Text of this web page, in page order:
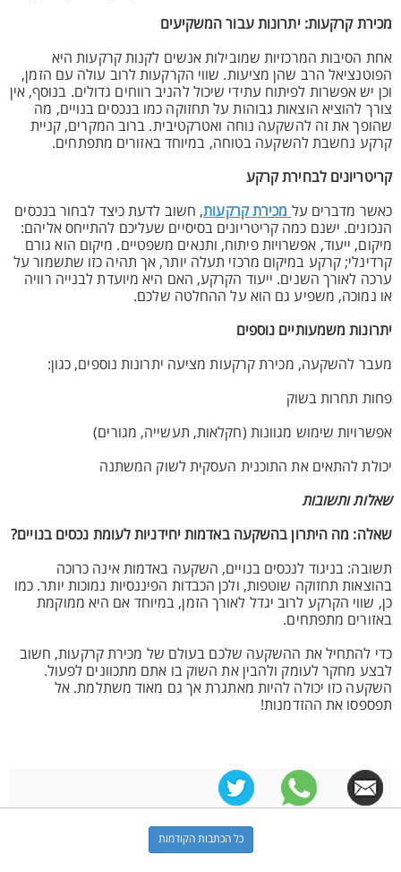
מכירת קרקעות: יתרונות עבור המשקיעים
אחת הסיבות המרכזיות שמובילות אנשים לקנות קרקעות היא
הפוטנציאל הרב שהן מציעות. שווי הקרקעות לרוב עולה עם הזמן,
וכן יש אפשרות לפיתוח עתידי שיכול להניב רווחים גדולים. בנוסף, אין
צורך להוציא הוצאות גבוהות על תחזוקה כמו בנכסים בנויים, מה
שהופך את זה להשקעה נוחה ואטרקטיבית. ברוב המקרים, קניית
קרקע נחשבת להשקעה בטוחה, במיוחד באזורים מתפתחים.
קריטריונים לבחירת קרקע
כאשר מדברים על מכירת קרקעות, חשוב לדעת כיצד לבחור בנכסים
הנכונים. ישנם כמה קריטריונים בסיסיים שעליכם להתייחס אליהם:
מיקום, ייעוד, אפשרויות פיתוח, ותנאים משפטיים. מיקום הוא גורם
קרדינלי; קרקע במיקום מרכזי תעלה יותר, אך תהיה כזו שתשמור על
ערכה לאורך השנים. ייעוד הקרקע, האם היא מיועדת לבנייה רוויה
או נמוכה, משפיע גם הוא על ההחלטה שלכם.
יתרונות משמעותיים נוספים
מעבר להשקעה, מכירת קרקעות מציעה יתרונות נוספים, כגון:
פחות תחרות בשוק
אפשרויות שימוש מגוונות (חקלאות, תעשייה, מגורים)
יכולת להתאים את התוכנית העסקית לשוק המשתנה
שאלות ותשובות
שאלה: מה היתרון בהשקעה באדמות יחידניות לעומת נכסים בנויים?
תשובה: בניגוד לנכסים בנויים, השקעה באדמות אינה כרוכה
בהוצאות תחזוקה שוטפות, ולכן הכבדות הפיננסיות נמוכות יותר. כמו
כן, שווי הקרקע לרוב יגדל לאורך הזמן, במיוחד אם היא ממוקמת
באזורים מתפתחים.
כדי להתחיל את ההשקעה שלכם בעולם של מכירת קרקעות, חשוב
לבצע מחקר לעומק ולהבין את השוק בו אתם מתכוונים לפעול.
השקעה כזו יכולה להיות מאתגרת אך גם מאוד משתלמת. אל
תפספסו את ההזדמנות!
כל הכתבות הקודמות